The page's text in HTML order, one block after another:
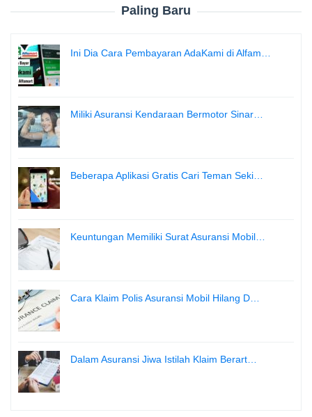
Paling Baru
Ini Dia Cara Pembayaran AdaKami di Alfam…
Miliki Asuransi Kendaraan Bermotor Sinar…
Beberapa Aplikasi Gratis Cari Teman Seki…
Keuntungan Memiliki Surat Asuransi Mobil…
Cara Klaim Polis Asuransi Mobil Hilang D…
Dalam Asuransi Jiwa Istilah Klaim Berart…